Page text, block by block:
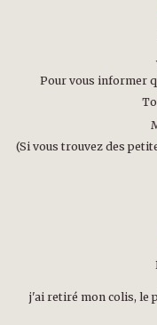
Pour vous informer
(Si vous trouvez des
j'ai retiré mon colis, le